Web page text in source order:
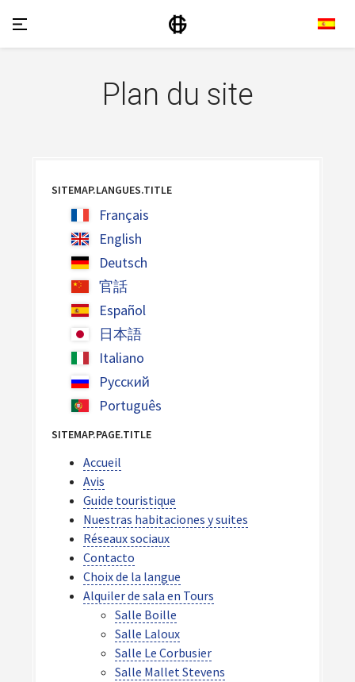
Plan du site
SITEMAP.LANGUES.TITLE
Français
English
Deutsch
官話
Español
日本語
Italiano
Русский
Português
SITEMAP.PAGE.TITLE
Accueil
Avis
Guide touristique
Nuestras habitaciones y suites
Réseaux sociaux
Contacto
Choix de la langue
Alquiler de sala en Tours
Salle Boille
Salle Laloux
Salle Le Corbusier
Salle Mallet Stevens